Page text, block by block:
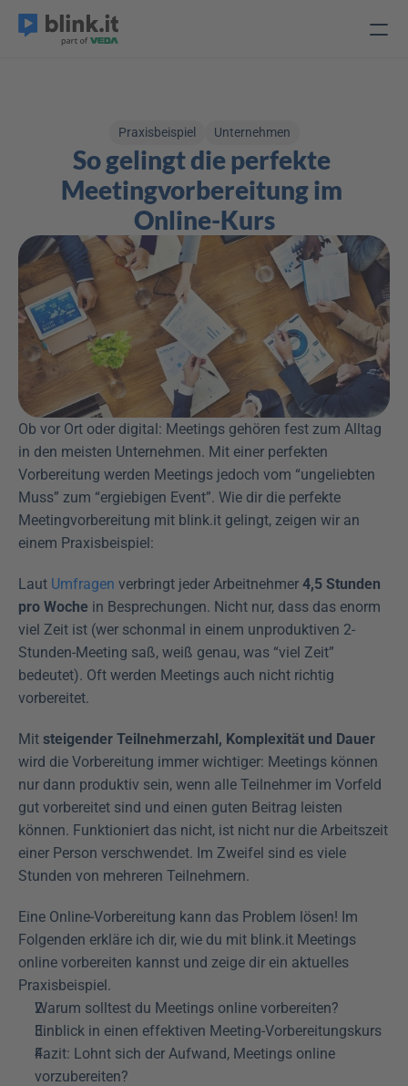
Praxisbeispiel Unternehmen
So gelingt die perfekte
Meetingvorbereitung im
Online-Kurs
Ob vor Ort oder digital: Meetings gehören fest zum Alltag
in den meisten Unternehmen. Mit einer perfekten
Vorbereitung werden Meetings jedoch vom “ungeliebten
Muss” zum “ergiebigen Event”. Wie dir die perfekte
Meetingvorbereitung mit blink.it gelingt, zeigen wir an
einem Praxisbeispiel:
Laut Umfragen verbringt jeder Arbeitnehmer 4,5 Stunden
pro Woche in Besprechungen. Nicht nur, dass das enorm
viel Zeit ist (wer schonmal in einem unproduktiven 2-
Stunden-Meeting saß, weiß genau, was “viel Zeit”
bedeutet). Oft werden Meetings auch nicht richtig
vorbereitet.
Mit steigender Teilnehmerzahl, Komplexität und Dauer
wird die Vorbereitung immer wichtiger: Meetings können
nur dann produktiv sein, wenn alle Teilnehmer im Vorfeld
gut vorbereitet sind und einen guten Beitrag leisten
können. Funktioniert das nicht, ist nicht nur die Arbeitszeit
einer Person verschwendet. Im Zweifel sind es viele
Stunden von mehreren Teilnehmern.
Eine Online-Vorbereitung kann das Problem lösen! Im
Folgenden erkläre ich dir, wie du mit blink.it Meetings
online vorbereiten kannst und zeige dir ein aktuelles
Praxisbeispiel.
Warum solltest du Meetings online vorbereiten?
Einblick in einen effektiven Meeting-Vorbereitungskurs
Fazit: Lohnt sich der Aufwand, Meetings online
vorzubereiten?